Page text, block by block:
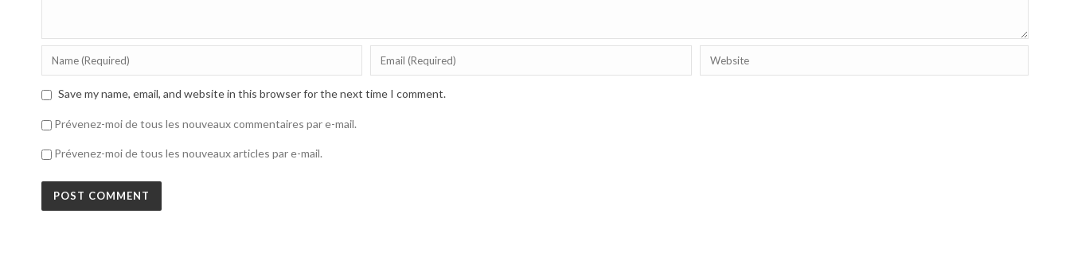
Save my name, email, and website in this browser for the next time I comment.
Prévenez-moi de tous les nouveaux commentaires par e-mail.
Prévenez-moi de tous les nouveaux articles par e-mail.